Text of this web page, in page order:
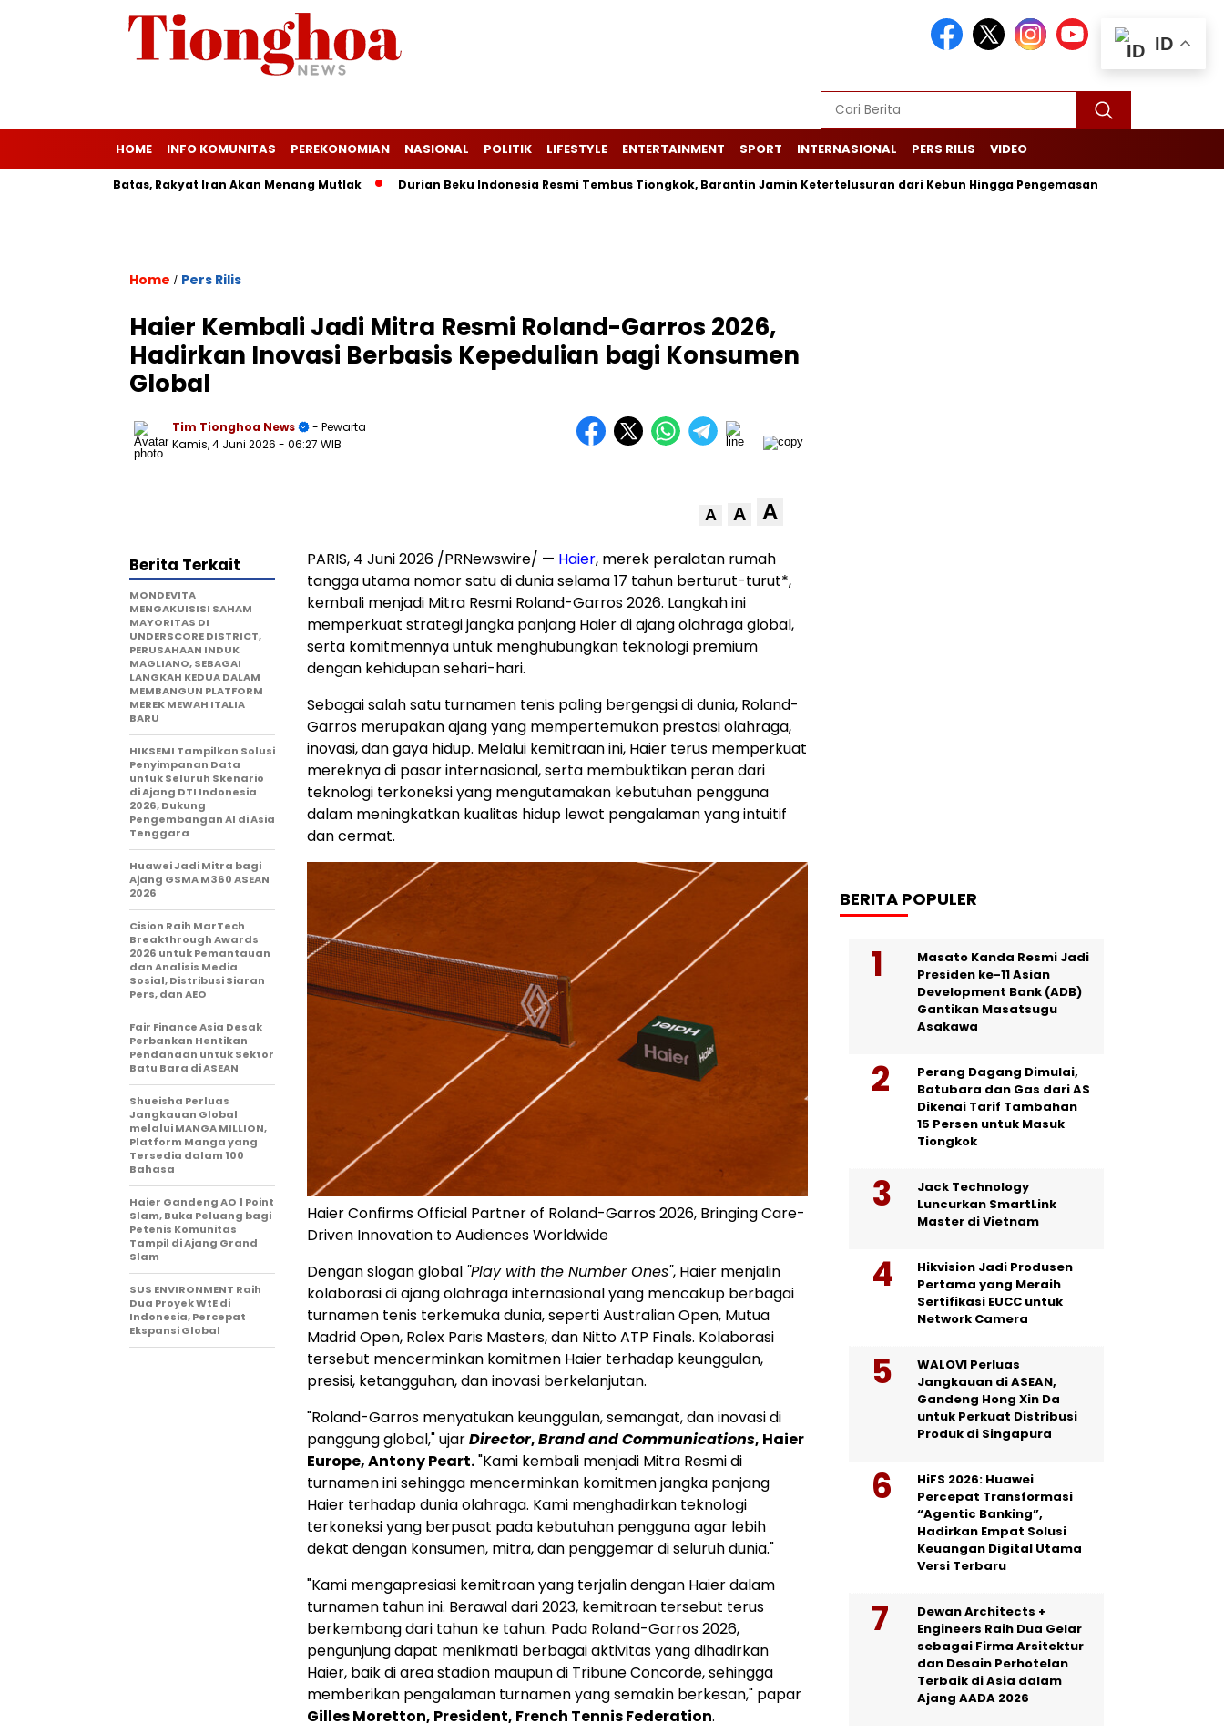
HOME INFO KOMUNITAS PEREKONOMIAN NASIONAL POLITIK LIFESTYLE ENTERTAINMENT SPORT INTERNASIONAL PERS RILIS VIDEO
Langgar Batas, Rakyat Iran Akan Menang Mutlak Durian Beku Indonesia Resmi Tembus Tiongkok, Barantin Jamin Ketertelusuran dari Kebun Hingga Pengemasan Garuda Indonesia
Home / Pers Rilis
Haier Kembali Jadi Mitra Resmi Roland-Garros 2026,
Hadirkan Inovasi Berbasis Kepedulian bagi Konsumen
Global
Tim Tionghoa News
- Pewarta
Kamis, 4 Juni 2026 - 06:27 WIB
A A A
PARIS, 4 Juni 2026 /PRNewswire/ — Haier, merek peralatan rumah
tangga utama nomor satu di dunia selama 17 tahun berturut-turut*,
kembali menjadi Mitra Resmi Roland-Garros 2026. Langkah ini
memperkuat strategi jangka panjang Haier di ajang olahraga global,
serta komitmennya untuk menghubungkan teknologi premium
dengan kehidupan sehari-hari.
Sebagai salah satu turnamen tenis paling bergengsi di dunia, Roland-
Garros merupakan ajang yang mempertemukan prestasi olahraga,
inovasi, dan gaya hidup. Melalui kemitraan ini, Haier terus memperkuat
mereknya di pasar internasional, serta membuktikan peran dari
teknologi terkoneksi yang mengutamakan kebutuhan pengguna
dalam meningkatkan kualitas hidup lewat pengalaman yang intuitif
dan cermat.
Haier Confirms Official Partner of Roland-Garros 2026, Bringing Care-
Driven Innovation to Audiences Worldwide
Dengan slogan global "Play with the Number Ones", Haier menjalin
kolaborasi di ajang olahraga internasional yang mencakup berbagai
turnamen tenis terkemuka dunia, seperti Australian Open, Mutua
Madrid Open, Rolex Paris Masters, dan Nitto ATP Finals. Kolaborasi
tersebut mencerminkan komitmen Haier terhadap keunggulan,
presisi, ketangguhan, dan inovasi berkelanjutan.
"Roland-Garros menyatukan keunggulan, semangat, dan inovasi di
panggung global," ujarDirector,Brand and Communications, Haier
Europe, Antony Peart."Kami kembali menjadi Mitra Resmi di
turnamen ini sehingga mencerminkan komitmen jangka panjang
Haier terhadap dunia olahraga. Kami menghadirkan teknologi
terkoneksi yang berpusat pada kebutuhan pengguna agar lebih
dekat dengan konsumen, mitra, dan penggemar di seluruh dunia."
"Kami mengapresiasi kemitraan yang terjalin dengan Haier dalam
turnamen tahun ini. Berawal dari 2023, kemitraan tersebut terus
berkembang dari tahun ke tahun. Pada Roland-Garros 2026,
pengunjung dapat menikmati berbagai aktivitas yang dihadirkan
Haier, baik di area stadion maupun di Tribune Concorde, sehingga
memberikan pengalaman turnamen yang semakin berkesan," papar
Gilles Moretton, President, French Tennis Federation.
Berita Terkait
MONDEVITA
MENGAKUISISI SAHAM
MAYORITAS DI
UNDERSCORE DISTRICT,
PERUSAHAAN INDUK
MAGLIANO, SEBAGAI
LANGKAH KEDUA DALAM
MEMBANGUN PLATFORM
MEREK MEWAH ITALIA
BARU
HIKSEMI Tampilkan Solusi
Penyimpanan Data
untuk Seluruh Skenario
di Ajang DTI Indonesia
2026, Dukung
Pengembangan AI di Asia
Tenggara
Huawei Jadi Mitra bagi
Ajang GSMA M360 ASEAN
2026
Cision Raih MarTech
Breakthrough Awards
2026 untuk Pemantauan
dan Analisis Media
Sosial, Distribusi Siaran
Pers, dan AEO
Fair Finance Asia Desak
Perbankan Hentikan
Pendanaan untuk Sektor
Batu Bara di ASEAN
Shueisha Perluas
Jangkauan Global
melalui MANGA MILLION,
Platform Manga yang
Tersedia dalam 100
Bahasa
Haier Gandeng AO 1 Point
Slam, Buka Peluang bagi
Petenis Komunitas
Tampil di Ajang Grand
Slam
SUS ENVIRONMENT Raih
Dua Proyek WtE di
Indonesia, Percepat
Ekspansi Global
BERITA POPULER
Masato Kanda Resmi Jadi
Presiden ke-11 Asian
Development Bank (ADB)
Gantikan Masatsugu
Asakawa
Perang Dagang Dimulai,
Batubara dan Gas dari AS
Dikenai Tarif Tambahan
15 Persen untuk Masuk
Tiongkok
Jack Technology
Luncurkan SmartLink
Master di Vietnam
Hikvision Jadi Produsen
Pertama yang Meraih
Sertifikasi EUCC untuk
Network Camera
WALOVI Perluas
Jangkauan di ASEAN,
Gandeng Hong Xin Da
untuk Perkuat Distribusi
Produk di Singapura
HiFS 2026: Huawei
Percepat Transformasi
“Agentic Banking”,
Hadirkan Empat Solusi
Keuangan Digital Utama
Versi Terbaru
Dewan Architects +
Engineers Raih Dua Gelar
sebagai Firma Arsitektur
dan Desain Perhotelan
Terbaik di Asia dalam
Ajang AADA 2026
ID